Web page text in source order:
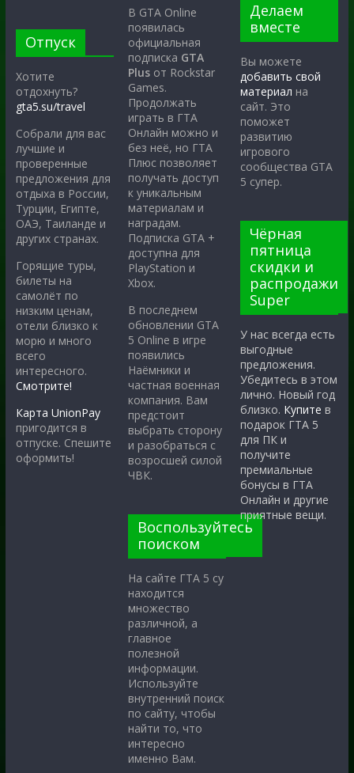
Отпуск
Хотите
отдохнуть?
gta5.su/travel
Собрали для вас
лучшие и
проверенные
предложения для
отдыха в России,
Турции, Египте,
ОАЭ, Таиланде и
других странах.
Горящие туры,
билеты на
самолёт по
низким ценам,
отели близко к
морю и много
всего
интересного.
Смотрите!
Карта UnionPay
пригодится в
отпуске. Спешите
оформить!
В GTA Online
появилась
официальная
подписка GTA
Plus от Rockstar
Games.
Продолжать
играть в ГТА
Онлайн можно и
без неё, но ГТА
Плюс позволяет
получать доступ
к уникальным
материалам и
наградам.
Подписка GTA +
доступна для
PlayStation и
Xbox.
В последнем
обновлении GTA
5 Online в игре
появились
Наёмники и
частная военная
компания. Вам
предстоит
выбрать сторону
и разобраться с
возросшей силой
ЧВК.
Воспользуйтесь
поиском
На сайте ГТА 5 су
находится
множество
различной, а
главное
полезной
информации.
Используйте
внутренний поиск
по сайту, чтобы
найти то, что
интересно
именно Вам.
Делаем
вместе
Вы можете
добавить свой
материал на
сайт. Это
поможет
развитию
игрового
сообщества GTA
5 супер.
Чёрная
пятница
скидки и
распродажи
Super
У нас всегда есть
выгодные
предложения.
Убедитесь в этом
лично. Новый год
близко. Купите в
подарок ГТА 5
для ПК и
получите
премиальные
бонусы в ГТА
Онлайн и другие
приятные вещи.